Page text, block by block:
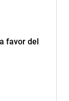
favor del